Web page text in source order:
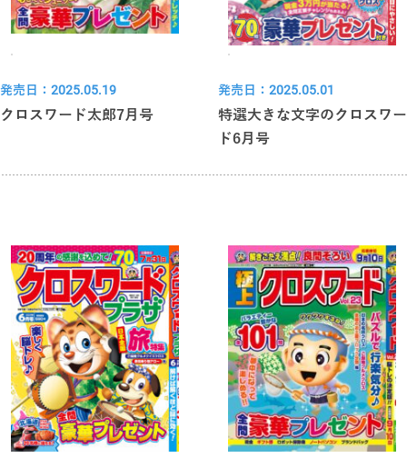
発売日：2025.05.19
クロスワード太郎7月号
発売日：2025.05.01
特選大きな文字のクロスワー
ド6月号